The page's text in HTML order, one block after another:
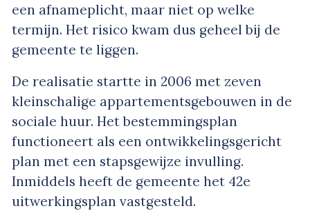
een afnameplicht, maar niet op welke
termijn. Het risico kwam dus geheel bij de
gemeente te liggen.
De realisatie startte in 2006 met zeven
kleinschalige appartementsgebouwen in de
sociale huur. Het bestemmingsplan
functioneert als een ontwikkelingsgericht
plan met een stapsgewijze invulling.
Inmiddels heeft de gemeente het 42e
uitwerkingsplan vastgesteld.